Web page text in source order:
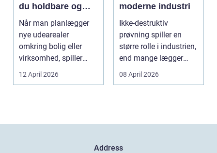
du holdbare og
flotte udearealer
Når man planlægger
nye udearealer
omkring bolig eller
virksomhed, spiller
belægningen en helt
centra...
12 April 2026
moderne industri
Ikke-destruktiv
prøvning spiller en
større rolle i industrien,
end mange lægger
mærke til i hverdage...
08 April 2026
Address